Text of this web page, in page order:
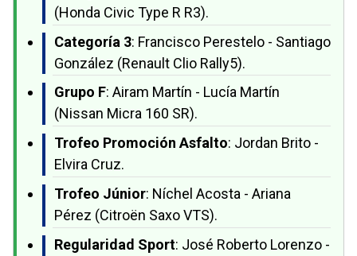
(Honda Civic Type R R3).
Categoría 3: Francisco Perestelo - Santiago
González (Renault Clio Rally5).
Grupo F: Airam Martín - Lucía Martín
(Nissan Micra 160 SR).
Trofeo Promoción Asfalto: Jordan Brito -
Elvira Cruz.
Trofeo Júnior: Níchel Acosta - Ariana
Pérez (Citroën Saxo VTS).
Regularidad Sport: José Roberto Lorenzo -